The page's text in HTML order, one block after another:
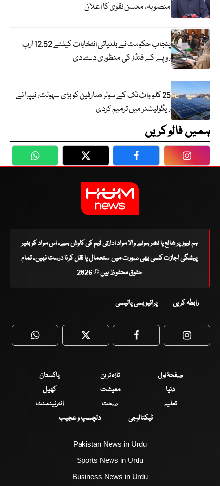
منصوبہ، محسن نقوی کا اعلان
پنجاب حکومت نے بلدیاتی انتخابات کیلئے 12.52 ارب
روپے کے فنڈز کی منظوری دے دی
25 کلو واٹ تک کے سولر صارفین کو بڑی سہولت، نیپرا نے
ریگولیشنز میں ترمیم کردی
ہمیں فالو کریں
WhatsApp Twitter Facebook
ہم نیوز پر شائع یا نشر ہونے والا مواد ادارتی ٹیم کی کاوش ہے۔ اس مواد کو بغیر
پیشگی اجازت کسی بھی صورت میں استعمال یا نقل کرنا درست نہیں۔ تمام
حقوق محفوظ ہیں © 2026
رابطہ کریں پرائیویسی پالیسی
WhatsApp Twitter Facebook
صفحۂ اول تازہ ترین
پاکستان
دنیا
معیشت
کھیل
تعلیم
صحت
انٹرٹینمنٹ
ٹیکنالوجی
دلچسپ و عجیب
Pakistan News in Urdu
Sports News in Urdu
Business News in Urdu